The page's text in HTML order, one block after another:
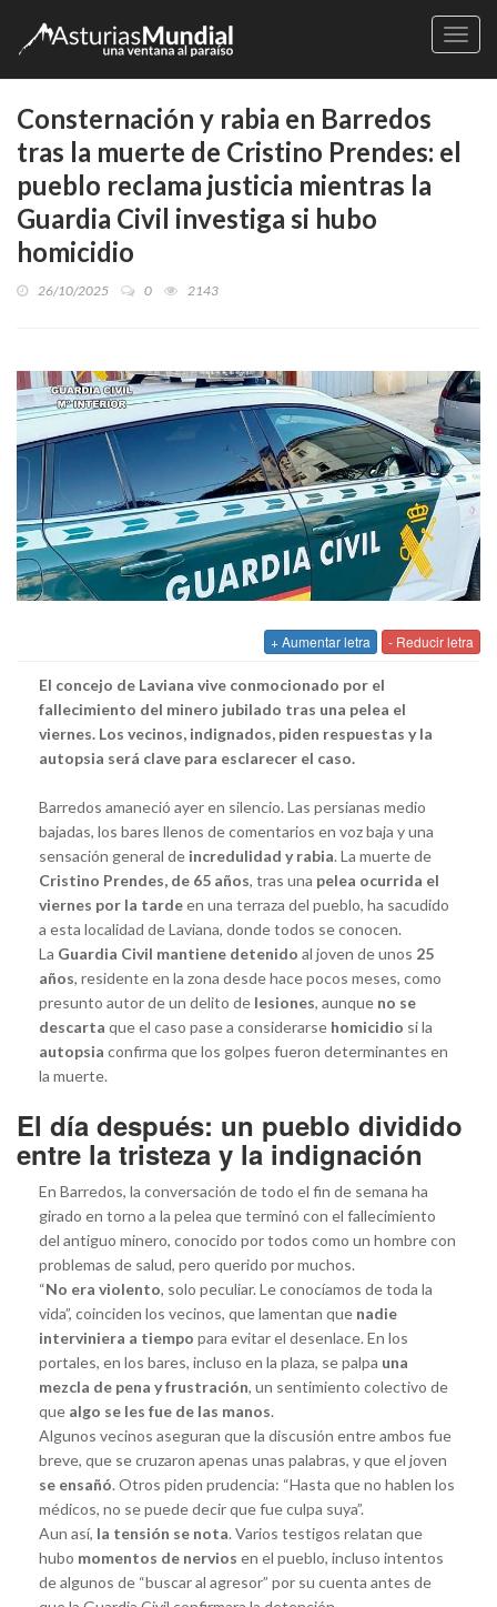
Consternación y rabia en Barredos
tras la muerte de Cristino Prendes: el
pueblo reclama justicia mientras la
Guardia Civil investiga si hubo
homicidio
26/10/2025 0 2143
+ Aumentar letra - Reducir letra
El concejo de Laviana vive conmocionado por el
fallecimiento del minero jubilado tras una pelea el
viernes. Los vecinos, indignados, piden respuestas y la
autopsia será clave para esclarecer el caso.
Barredos amaneció ayer en silencio. Las persianas medio
bajadas, los bares llenos de comentarios en voz baja y una
sensación general de incredulidad y rabia. La muerte de
Cristino Prendes, de 65 años, tras una pelea ocurrida el
viernes por la tardeen una terraza del pueblo, ha sacudido
a esta localidad de Laviana, donde todos se conocen.
La Guardia Civil mantiene detenido al joven de unos 25
años, residente en la zona desde hace pocos meses, como
presunto autor de un delito de lesiones, aunque no se
descarta que el caso pase a considerarse homicidio si la
autopsia confirma que los golpes fueron determinantes en
la muerte.
El día después: un pueblo dividido
entre la tristeza y la indignación
En Barredos, la conversación de todo el fin de semana ha
girado en torno a la pelea que terminó con el fallecimiento
del antiguo minero, conocido por todos como un hombre con
problemas de salud, pero querido por muchos.
“No era violento, solo peculiar. Le conocíamos de toda la
vida”, coinciden los vecinos, que lamentan que nadie
interviniera a tiempo para evitar el desenlace. En los
portales, en los bares, incluso en la plaza, se palpa una
mezcla de pena y frustración, un sentimiento colectivo de
que algo se les fue de las manos.
Algunos vecinos aseguran que la discusión entre ambos fue
breve, que se cruzaron apenas unas palabras, y que el joven
se ensañó. Otros piden prudencia: “Hasta que no hablen los
médicos, no se puede decir que fue culpa suya”.
Aun así, la tensión se nota. Varios testigos relatan que
hubo momentos de nervios en el pueblo, incluso intentos
de algunos de “buscar al agresor” por su cuenta antes de